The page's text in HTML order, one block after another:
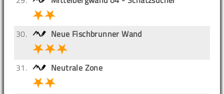
30. Neue Fischbrunner Wand
31. Neutrale Zone